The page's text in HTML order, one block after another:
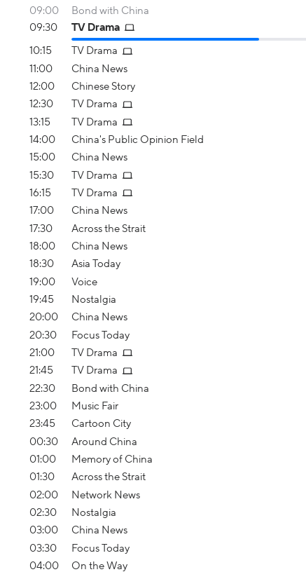
09:00
Bond with China
09:30
TV Drama
10:15
TV Drama
11:00
China News
12:00
Chinese Story
12:30
TV Drama
13:15
TV Drama
14:00
China's Public Opinion Field
15:00
China News
15:30
TV Drama
16:15
TV Drama
17:00
China News
17:30
Across the Strait
18:00
China News
18:30
Asia Today
19:00
Voice
19:45
Nostalgia
20:00
China News
20:30
Focus Today
21:00
TV Drama
21:45
TV Drama
22:30
Bond with China
23:00
Music Fair
23:45
Cartoon City
00:30
Around China
01:00
Memory of China
01:30
Across the Strait
02:00
Network News
02:30
Nostalgia
03:00
China News
03:30
Focus Today
04:00
On the Way